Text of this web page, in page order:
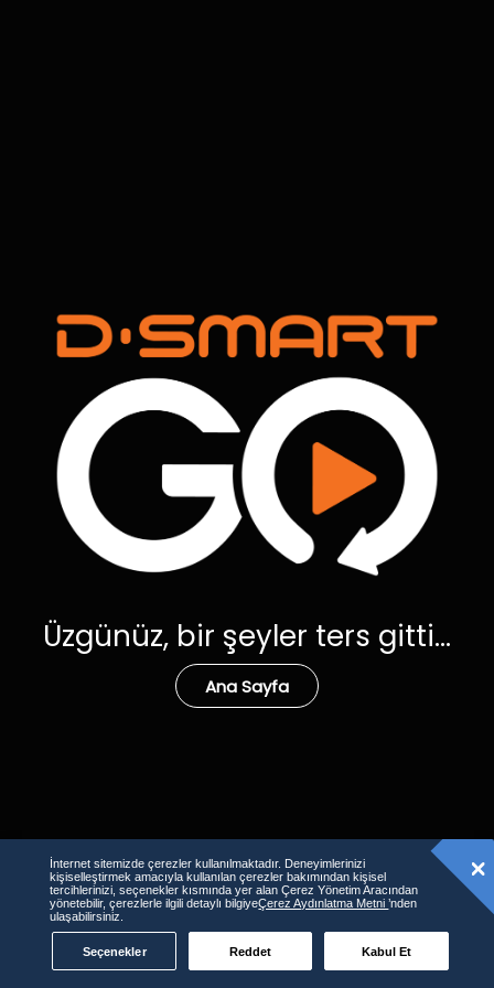
Üzgünüz, bir şeyler ters gitti...
Ana Sayfa
İnternet sitemizde çerezler kullanılmaktadır. Deneyimlerinizi
kişiselleştirmek amacıyla kullanılan çerezler bakımından kişisel
tercihlerinizi, seçenekler kısmında yer alan Çerez Yönetim Aracından
yönetebilir, çerezlerle ilgili detaylı bilgiyeÇerez Aydınlatma Metni’nden
ulaşabilirsiniz.
Seçenekler Reddet Kabul Et